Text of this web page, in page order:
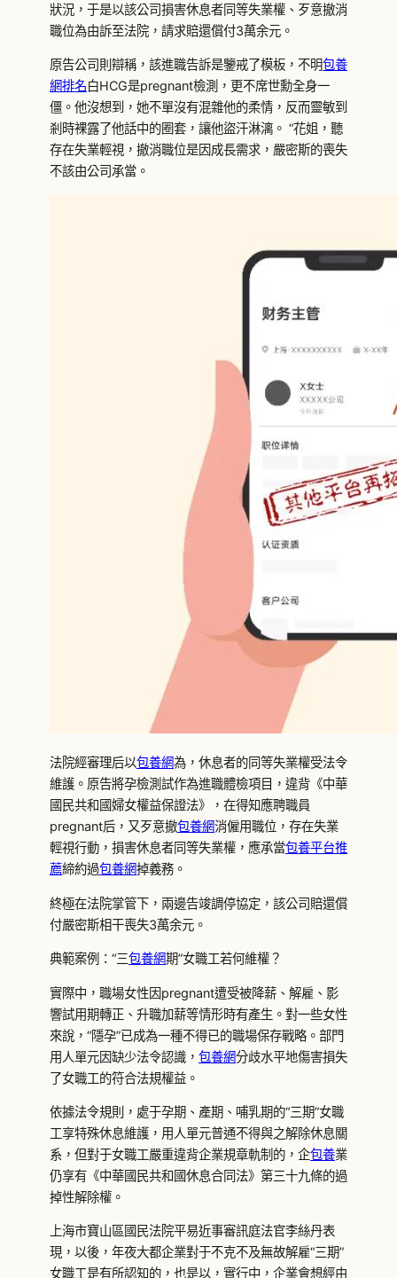
狀況，于是以該公司損害休息者同等失業權、歹意撤消
職位為由訴至法院，請求賠還償付3萬余元。
原告公司則辯稱，該進職告訴是鑒戒了模板，不明包養
網排名白HCG是pregnant檢測，更不席世勳全身一
僵。他沒想到，她不單沒有混雜他的柔情，反而靈敏到
剎時裸露了他話中的圈套，讓他盜汗淋漓。 “花姐，聽
存在失業輕視，撤消職位是因成長需求，嚴密斯的喪失
不該由公司承當。
法院經審理后以包養網為，休息者的同等失業權受法令
維護。原告將孕檢測試作為進職體檢項目，違背《中華
國民共和國婦女權益保證法》，在得知應聘職員
pregnant后，又歹意撤包養網消僱用職位，存在失業
輕視行動，損害休息者同等失業權，應承當包養平台推
薦締約過包養網掉義務。
終極在法院掌管下，兩邊告竣調停協定，該公司賠還償
付嚴密斯相干喪失3萬余元。
典範案例：“三包養網期”女職工若何維權？
實際中，職場女性因pregnant遭受被降薪、解雇、影
響試用期轉正、升職加薪等情形時有產生。對一些女性
來說，“隱孕”已成為一種不得已的職場保存戰略。部門
用人單元因缺少法令認識， 包養網分歧水平地傷害損失
了女職工的符合法規權益。
依據法令規則，處于孕期、產期、哺乳期的“三期”女職
工享特殊休息維護，用人單元普通不得與之解除休息關
系，但對于女職工嚴重違背企業規章軌制的，企包養業
仍享有《中華國民共和國休息合同法》第三十九條的過
掉性解除權。
上海市寶山區國民法院平易近事審訊庭法官李絲丹表
現，以後，年夜大都企業對于不克不及無故解雇“三期”
女職工是有所認知的，也是以，實行中，企業會想經由